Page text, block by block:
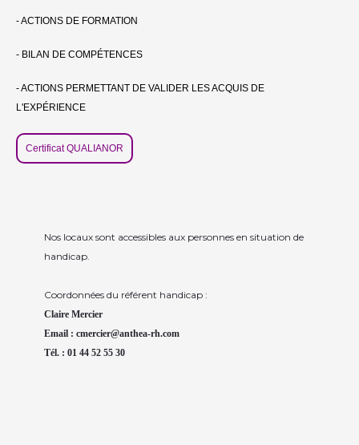
- ACTIONS DE FORMATION
- BILAN DE COMPÉTENCES
- ACTIONS PERMETTANT DE VALIDER LES ACQUIS DE
L'EXPÉRIENCE
Certificat QUALIANOR
Nos locaux sont accessibles aux personnes en situation de
handicap.
Coordonnées du référent handicap :
Claire Mercier
Email : cmercier@anthea-rh.com
Tél. : 01 44 52 55 30